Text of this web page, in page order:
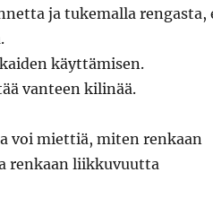
ja tukemalla rengasta,
käyttämisen.
vanteen kilinää.
voi miettiä, miten renkaan
renkaan liikkuvuutta